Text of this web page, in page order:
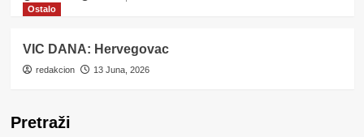
Ostalo
VIC DANA: Hervegovac
redakcion 13 Juna, 2026
Pretraži